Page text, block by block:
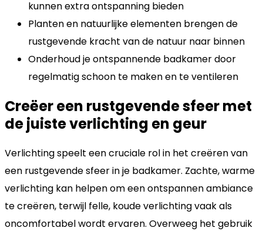
kunnen extra ontspanning bieden
Planten en natuurlijke elementen brengen de
rustgevende kracht van de natuur naar binnen
Onderhoud je ontspannende badkamer door
regelmatig schoon te maken en te ventileren
Creëer een rustgevende sfeer met
de juiste verlichting en geur
Verlichting speelt een cruciale rol in het creëren van
een rustgevende sfeer in je badkamer. Zachte, warme
verlichting kan helpen om een ontspannen ambiance
te creëren, terwijl felle, koude verlichting vaak als
oncomfortabel wordt ervaren. Overweeg het gebruik